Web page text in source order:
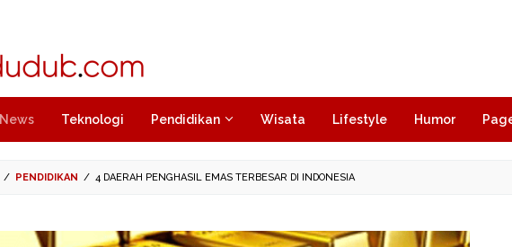
News Teknologi Pendidikan Wisata Lifestyle Humor
/ PENDIDIKAN / 4 DAERAH PENGHASIL EMAS TERBESAR DI INDONESIA